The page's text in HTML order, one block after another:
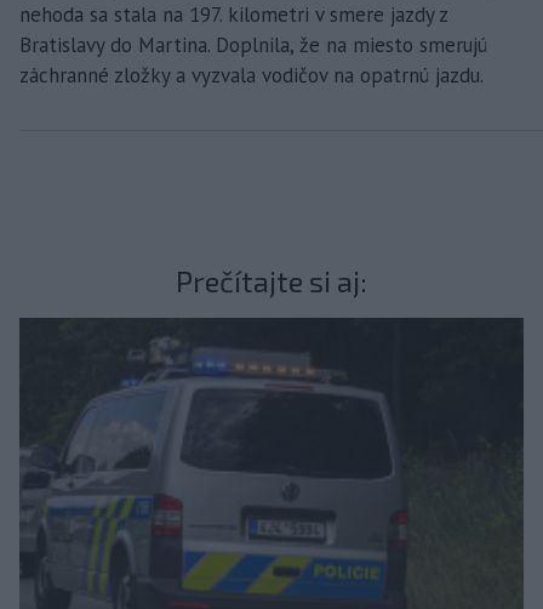
nehoda sa stala na 197. kilometri v smere jazdy z
Bratislavy do Martina. Doplnila, že na miesto smerujú
záchranné zložky a vyzvala vodičov na opatrnú jazdu.
Prečítajte si aj: